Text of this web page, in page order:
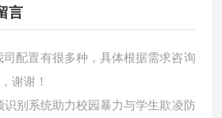
言
配置有很多种，具体根据需求咨询
谢谢！
别系统助力校园暴力与学生欺凌防